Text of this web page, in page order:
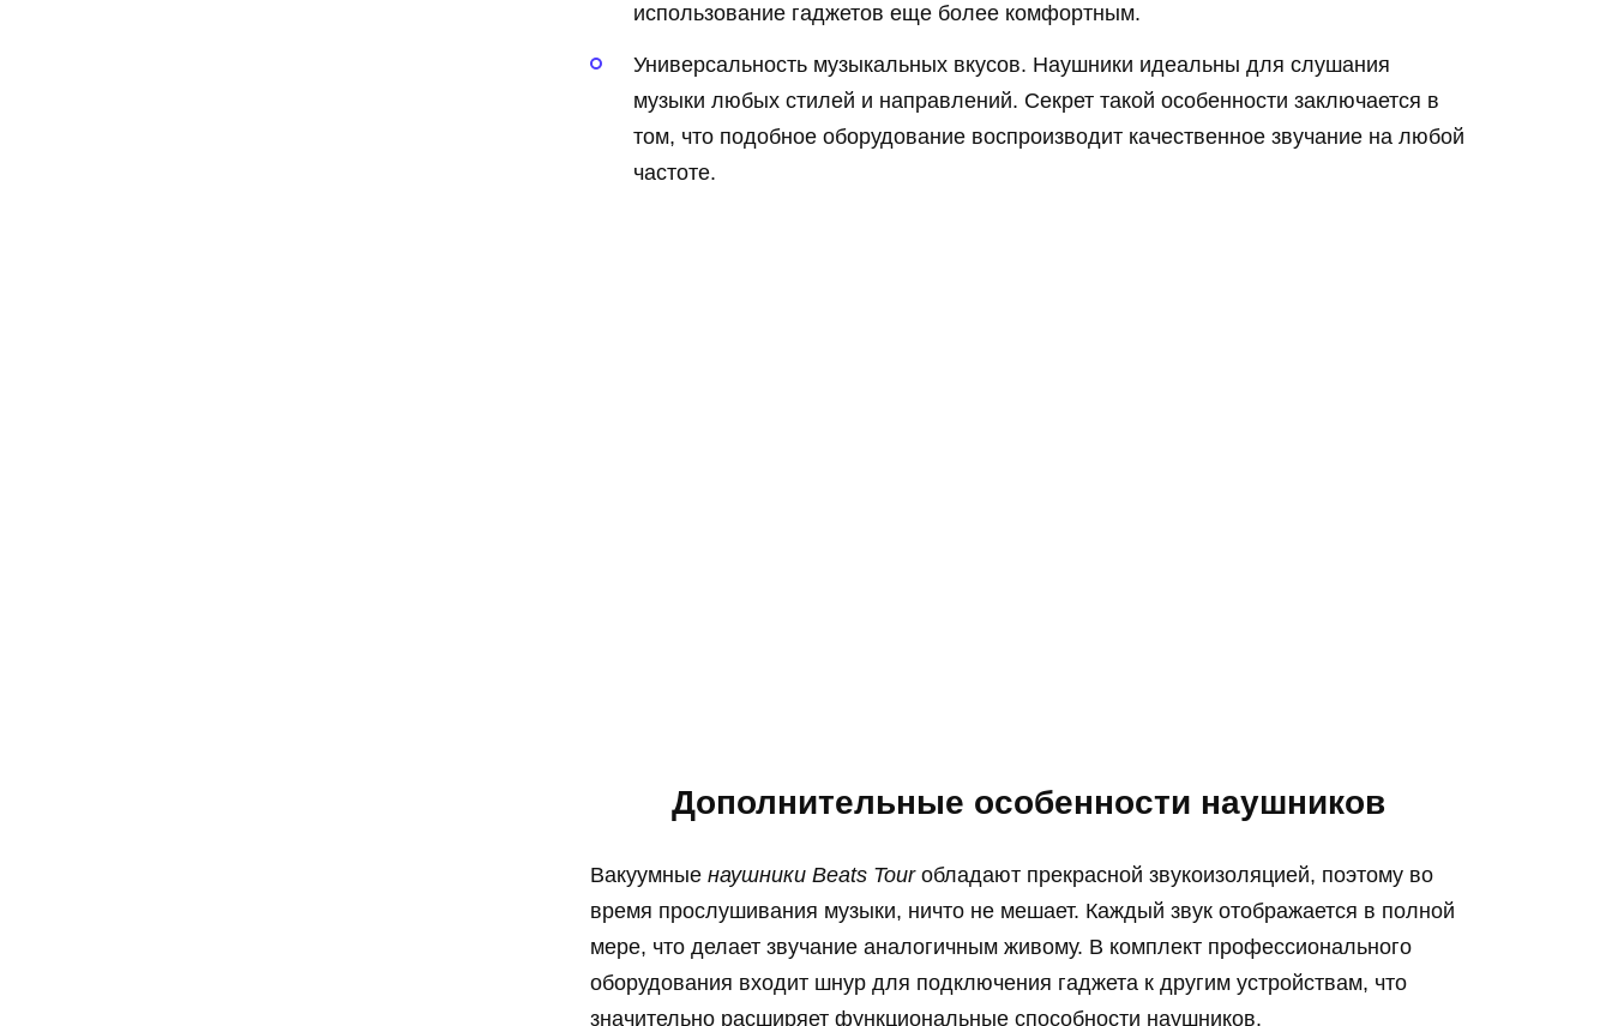
использование гаджетов еще более комфортным.
Универсальность музыкальных вкусов. Наушники идеальны для слушания
музыки любых стилей и направлений. Секрет такой особенности заключается в
том, что подобное оборудование воспроизводит качественное звучание на любой
частоте.
Дополнительные особенности наушников
Вакуумные наушники Beats Tourобладают прекрасной звукоизоляцией, поэтому во
время прослушивания музыки, ничто не мешает. Каждый звук отображается в полной
мере, что делает звучание аналогичным живому. В комплект профессионального
оборудования входит шнур для подключения гаджета к другим устройствам, что
значительно расширяет функциональные способности наушников.